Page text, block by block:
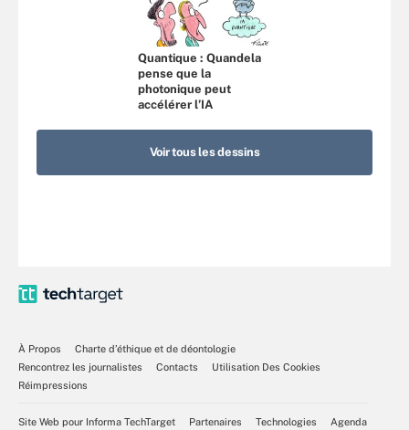
Quantique : Quandela
pense que la
photonique peut
accélérer l’IA
Voir tous les dessins
À Propos
Charte d’éthique et de déontologie
Rencontrez les journalistes
Contacts
Utilisation Des Cookies
Réimpressions
Site Web pour Informa TechTarget Partenaires Technologies Agenda